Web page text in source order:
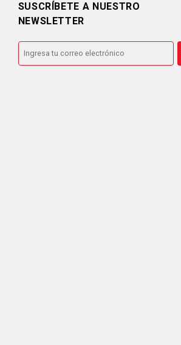
SUSCRÍBETE A NUESTRO
NEWSLETTER